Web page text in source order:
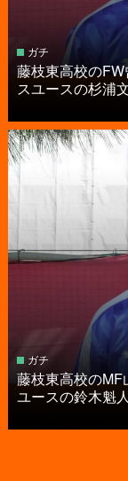
ガチ
藤枝東高校の
スユースの杉浦
ガチ
藤枝東高校の
ユースの鈴木魁人